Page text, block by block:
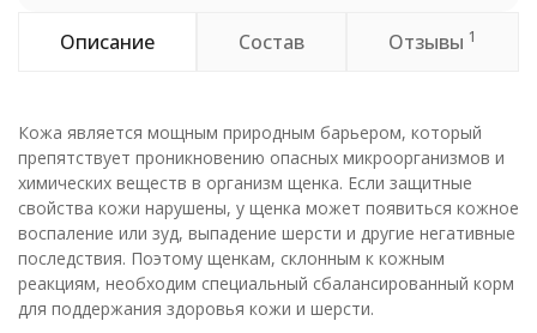
Описание Состав Отзывы 1
Кожа является мощным природным барьером, который
препятствует проникновению опасных микроорганизмов и
химических веществ в организм щенка. Если защитные
свойства кожи нарушены, у щенка может появиться кожное
воспаление или зуд, выпадение шерсти и другие негативные
последствия. Поэтому щенкам, склонным к кожным
реакциям, необходим специальный сбалансированный корм
для поддержания здоровья кожи и шерсти.